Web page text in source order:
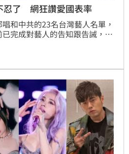
忍了 網狂讚愛國表率
和中共的23名台灣藝人名單，
完成對藝人的告知跟告誡，強
論，將依法逐一裁處。而今天
，向三軍弟兄姊妹致意，讓網
表率」。蔡維歆